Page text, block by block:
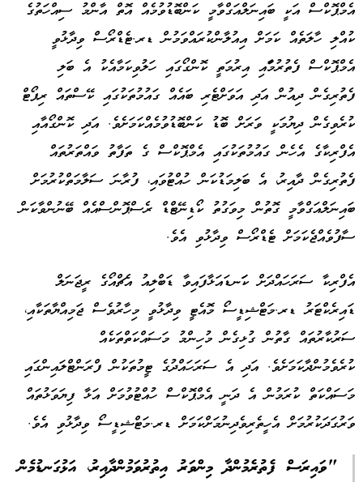
އެމްޕޮކްސް އަކީ ބައިނަލްއަގްވާމީ ކަންބޮޑުވުމެއް އޮތް އާންމު ސިއްހަތުގެ
ކުއްލި ހާލަތެއް ކަމަށް އިއުލާންކުރައްވަމުން ޑރ.ޓެޑްރޯސް ވިދާޅުވީ
އެމްޕޮކްސް ފެތުރުމަާއި އިރުމަތީ ކޮންގޯގައި ހަލުވިކަމާއެކު އެ ބަލި
ފެތުރިގެން ދިއުން އަދި އަވަށްޓެރި ބައެއް ގައުމުތަކުގައި ކޭސްތައް ރިޕޯޓް
ކުރެވިގެން ދިޔުމަކީ ވަރަށް ބޮޑު ކަންބޮޑުވުމެއްކަމަށެވެ. އަދި ކޮންގޯއާއި
އެފްރިކާގެ އެހެން ގައުމުތަކުގައި އެމްޕޮކްސް ގެ ތަފާތު ވައްތަރުތައް
ފެތުރިގެން ދާއިރު، އެ ބަލިމަޑުކަން ހުއްޓުވައި، ފުރާނަ ސަލާމަތްކުރުމަށް
ބައިނަލްއަގްވާމީ ގޮތުން މިވަގުތު ކޯޑިނޭޓްޑް ރެސްޕޮންސްއެއް ބޭނުންވާކަން
ސާފުވެއްޖެކަމަށް ޓެޑްރޯސް ވިދާޅުވި އެވެ.
އެފްރިކާ ސަރަހައްދަށް ކަަނޑައަޅާފައިވާ ޑަބްލިއު އެޗްއޯގެ ރީޖަނަލް
ޑައިރެކްޓަރު ޑރ.މަޓްޝިޑީސޯ މޮއެޓީ ވިދާޅުވީ މިހާރުވެސް ޖަމިއްޔާތަކާއި،
ސަރުކާރުތައް ގާތުން ގުޅިގެން މުހިންމު މަސައްކަތްތަކެއް
ކުރެވެމުންދާކަމަށެވެ. އަދި އެ ސަރަހައްދުގެ ޓީމުތަކުން ފްރަންޓްލައިންގައި
މަސައްކަތް ކުރަމުން އެ ދަނީ އެމްޕޮކްސް ހުއްޓުވުމަށް އަޅާ ފިޔަވަޅުތައް
ވަރުގަދަކުރުމަށް އެހީތެރިވެދިނުމަށްކަމަށް ޑރ.މަޓްޝިޑީސޯ ވިދާޅުވި އެވެ.
"ވައިރަސް ފެތުރެމުންދާ މިންވަރު އިތުރުވަމުންދާއިރު، އަޅުގަނޑުމެން